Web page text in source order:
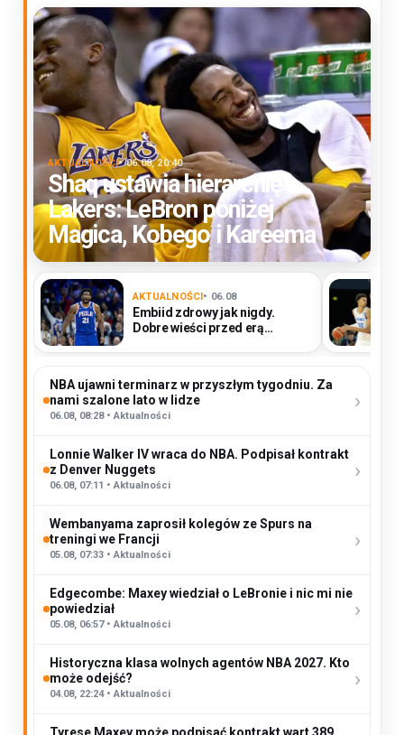
AKTUALNOŚCI• 06.08, 20:40
Shaq ustawia hierarchię
Lakers: LeBron poniżej
Magica, Kobego i Kareema
AKTUALNOŚCI• 06.08
Embiid zdrowy jak nigdy.
Dobre wieści przed erą
NBA ujawni terminarz w przyszłym tygodniu. Za
nami szalone lato w lidze
06.08, 08:28 • Aktualności
›
Lonnie Walker IV wraca do NBA. Podpisał kontrakt
z Denver Nuggets
06.08, 07:11 • Aktualności
›
Wembanyama zaprosił kolegów ze Spurs na
treningi we Francji
05.08, 07:33 • Aktualności
›
Edgecombe: Maxey wiedział o LeBronie i nic mi nie
powiedział
05.08, 06:57 • Aktualności
›
Historyczna klasa wolnych agentów NBA 2027. Kto
może odejść?
04.08, 22:24 • Aktualności
›
Tyrese Maxey może podpisać kontrakt wart 389